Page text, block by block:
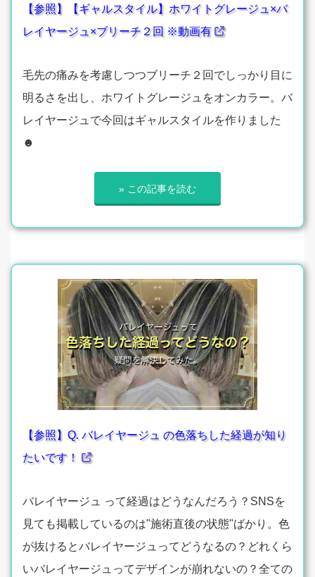
【参照】【ギャルスタイル】ホワイトグレージュ×バ
レイヤージュ×ブリーチ２回 ※動画有
毛先の痛みを考慮しつつブリーチ２回でしっかり目に
明るさを出し、ホワイトグレージュをオンカラー。バ
レイヤージュで今回はギャルスタイルを作りました
☻
» この記事を読む
【参照】Q. バレイヤージュ の色落ちした経過が知り
たいです！
バレイヤージュ って経過はどうなんだろう？SNSを
見ても掲載しているのは"施術直後の状態"ばかり。色
が抜けるとバレイヤージュってどうなるの？どれくら
いバレイヤージュってデザインが崩れないの？全ての